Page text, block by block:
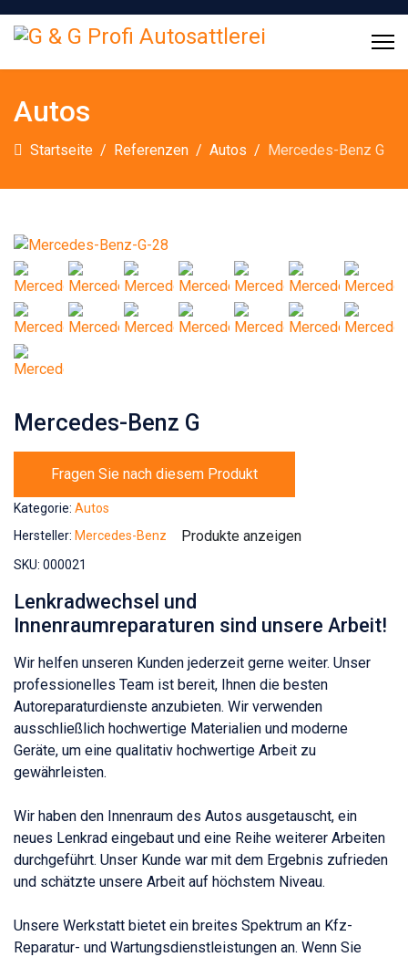
Autos
Startseite Referenzen Autos Mercedes-Benz G
Mercedes-Benz G
Fragen Sie nach diesem Produkt
Kategorie: Autos
Hersteller: Mercedes-Benz Produkte anzeigen
SKU: 000021
Lenkradwechsel und
Innenraumreparaturen sind unsere Arbeit!
Wir helfen unseren Kunden jederzeit gerne weiter. Unser
professionelles Team ist bereit, Ihnen die besten
Autoreparaturdienste anzubieten. Wir verwenden
ausschließlich hochwertige Materialien und moderne
Geräte, um eine qualitativ hochwertige Arbeit zu
gewährleisten.
Wir haben den Innenraum des Autos ausgetauscht, ein
neues Lenkrad eingebaut und eine Reihe weiterer Arbeiten
durchgeführt. Unser Kunde war mit dem Ergebnis zufrieden
und schätzte unsere Arbeit auf höchstem Niveau.
Unsere Werkstatt bietet ein breites Spektrum an Kfz-
Reparatur- und Wartungsdienstleistungen an. Wenn Sie